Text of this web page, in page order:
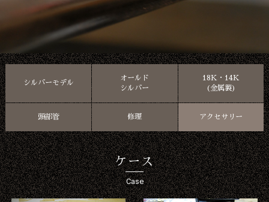
シルバーモデル
オールド
シルバー
18K・14K
(金属製)
頭部管 修理 アクセサリー
ケース
Case